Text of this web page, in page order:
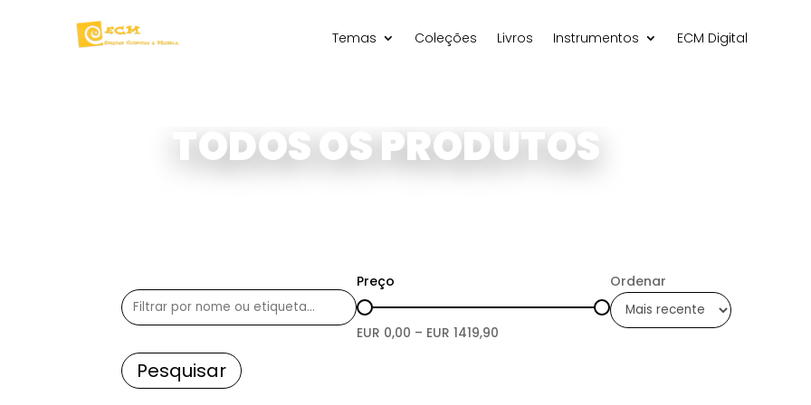
Temas Coleções Livros Instrumentos ECM Digital
TODOS OS PRODUTOS
Preço
EUR 0,00 – EUR1419,90
Ordenar
Pesquisar